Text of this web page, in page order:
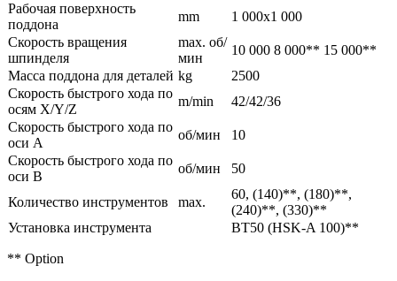
Рабочая поверхность
поддона
mm
1 000x1 000
Скорость вращения
шпинделя
max. об/
мин
10 000 8 000** 15 000**
Масса поддона для деталей kg
2500
Скорость быстрого хода по
осям X/Y/Z
m/min
42/42/36
Скорость быстрого хода по
оси A
об/мин
10
Скорость быстрого хода по
оси B
об/мин 50
Количество инструментов max.
60, (140)**, (180)**,
(240)**, (330)**
Установка инструмента
BT50 (HSK-A 100)**
** Option